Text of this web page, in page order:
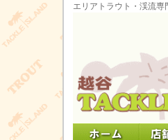
エリアトラウト・渓流